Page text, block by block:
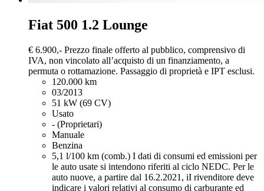
Fiat 500 1.2 Lounge
€ 6.900,- Prezzo finale offerto al pubblico, comprensivo di
IVA, non vincolato all’acquisto di un finanziamento, a
permuta o rottamazione. Passaggio di proprietà e IPT esclusi.
120.000 km
03/2013
51 kW (69 CV)
Usato
- (Proprietari)
Manuale
Benzina
5,1 l/100 km (comb.) I dati di consumi ed emissioni per
le auto usate si intendono riferiti al ciclo NEDC. Per le
auto nuove, a partire dal 16.2.2021, iI rivenditore deve
indicare i valori relativi al consumo di carburante ed